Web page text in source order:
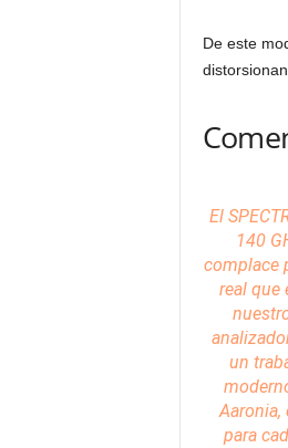
De este
distorsionan.
El
140
complace
real que
un
para